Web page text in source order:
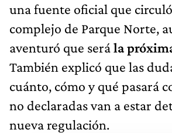
una fuente oficial que
complejo de Parque Norte,
aventuró que serála
También explicó que las
cuánto, cómo y qué pasará
no declaradas van a estar
nueva regulación.